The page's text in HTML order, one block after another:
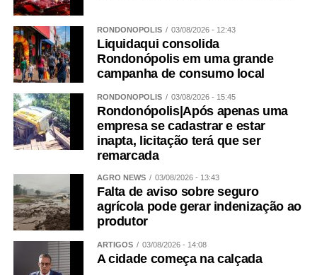
RONDONÓPOLIS 03/08/2026 - 12:43
Liquidaqui consolida
Rondonópolis em uma grande
campanha de consumo local
RONDONÓPOLIS 03/08/2026 - 15:45
Rondonópolis|Após apenas uma
empresa se cadastrar e estar
inapta, licitação terá que ser
remarcada
AGRO NEWS 03/08/2026 - 13:43
Falta de aviso sobre seguro
agrícola pode gerar indenização ao
produtor
ARTIGOS 03/08/2026 - 14:08
A cidade começa na calçada